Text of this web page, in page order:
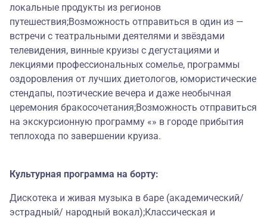
локальные продукты из регионов
путешествия;Возможность отправиться в один из —
встречи с театральными деятелями и звёздами
телевидения, винные круизы с дегустациями и
лекциями профессиональных сомелье, программы
оздоровления от лучших диетологов, юмористические
стендапы, поэтические вечера и даже необычная
церемония бракосочетания;Возможность отправиться
на экскурсионную программу «» в городе прибытия
теплохода по завершении круиза.
Культурная программа на борту:
Дискотека и живая музыка в баре (академический/
эстрадный/ народный вокал);Классическая и